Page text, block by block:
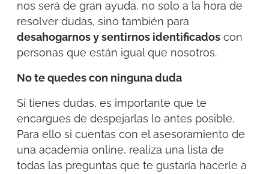
nos será de gran ayuda, no solo a la hora de
resolver dudas, sino también para
desahogarnos y sentirnos identificadoscon
personas que están igual que nosotros.
No te quedes con ninguna duda
Si tienes dudas, es importante que te
encargues de despejarlas lo antes posible.
Para ello si cuentas con el asesoramiento de
una academia online, realiza una lista de
todas las preguntas que te gustaría hacerle a